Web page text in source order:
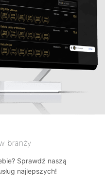
branży
Sprawdź naszą
najlepszych!